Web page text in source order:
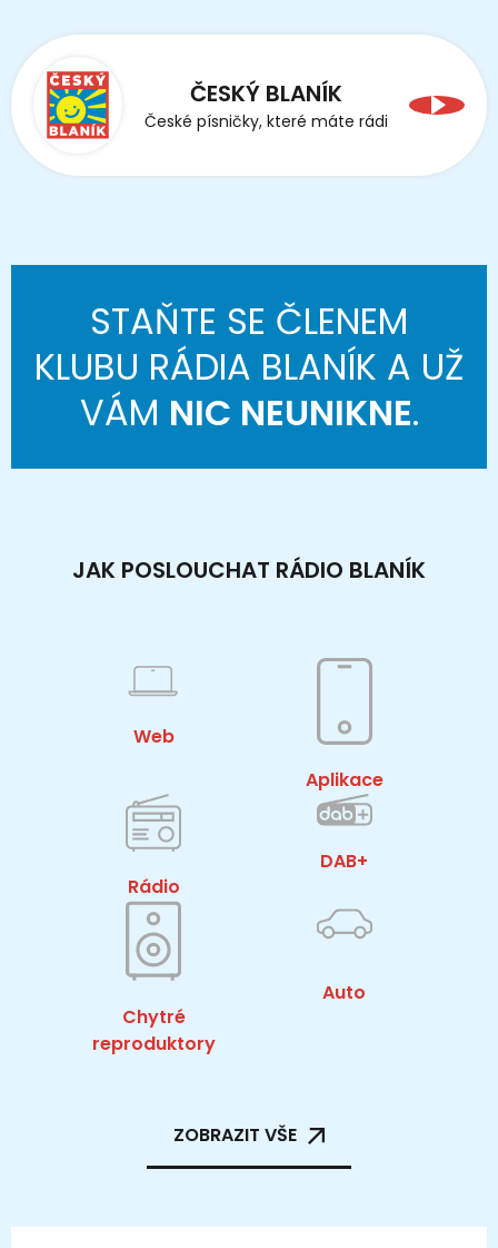
ČESKÝ BLANÍK
České písničky, které máte rádi
STAŇTE SE ČLENEM
KLUBU RÁDIA BLANÍK A UŽ
VÁM NIC NEUNIKNE.
JAK POSLOUCHAT RÁDIO BLANÍK
Web
Aplikace
Rádio
DAB+
Chytré
reproduktory
Auto
ZOBRAZIT VŠE